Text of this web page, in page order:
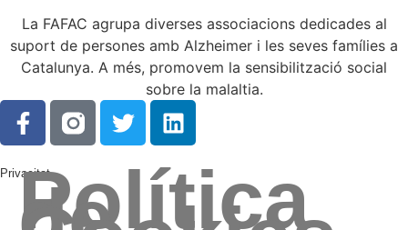
La FAFAC agrupa diverses associacions dedicades al
suport de persones amb Alzheimer i les seves famílies a
Catalunya. A més, promovem la sensibilització social
sobre la malaltia.
Privacitat
Política